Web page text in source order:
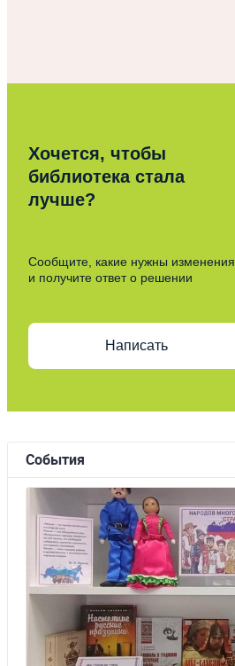
Хочется, чтобы
библиотека стала
лучше?
Сообщите, какие нужны изменения
и получите ответ о решении
Написать